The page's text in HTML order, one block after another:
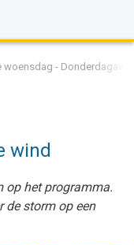
woensdag -
wind
op het programma.
de storm op een